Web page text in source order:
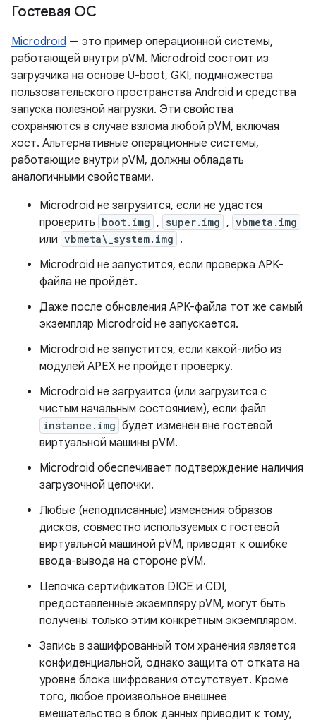
Гостевая ОС
Microdroid — это пример операционной системы,
работающей внутри pVM. Microdroid состоит из
загрузчика на основе U-boot, GKI, подмножества
пользовательского пространства Android и средства
запуска полезной нагрузки. Эти свойства
сохраняются в случае взлома любой pVM, включая
хост. Альтернативные операционные системы,
работающие внутри pVM, должны обладать
аналогичными свойствами.
Microdroid не загрузится, если не удастся
проверить boot.img , super.img , vbmeta.img
или vbmeta\_system.img .
Microdroid не запустится, если проверка APK-
файла не пройдёт.
Даже после обновления APK-файла тот же самый
экземпляр Microdroid не запускается.
Microdroid не запустится, если какой-либо из
модулей APEX не пройдет проверку.
Microdroid не загрузится (или загрузится с
чистым начальным состоянием), если файл
instance.img будет изменен вне гостевой
виртуальной машины pVM.
Microdroid обеспечивает подтверждение наличия
загрузочной цепочки.
Любые (неподписанные) изменения образов
дисков, совместно используемых с гостевой
виртуальной машиной pVM, приводят к ошибке
ввода-вывода на стороне pVM.
Цепочка сертификатов DICE и CDI,
предоставленные экземпляру pVM, могут быть
получены только этим конкретным экземпляром.
Запись в зашифрованный том хранения является
конфиденциальной, однако защита от отката на
уровне блока шифрования отсутствует. Кроме
того, любое произвольное внешнее
вмешательство в блок данных приводит к тому,